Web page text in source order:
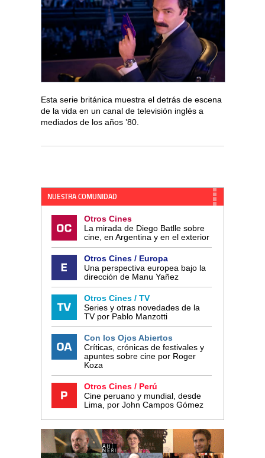
Esta serie británica muestra el detrás de escena
de la vida en un canal de televisión inglés a
mediados de los años ’80.
NUESTRA COMUNIDAD
Otros Cines
La mirada de Diego Batlle sobre
cine, en Argentina y en el exterior
Otros Cines / Europa
Una perspectiva europea bajo la
dirección de Manu Yañez
Otros Cines / TV
Series y otras novedades de la
TV por Pablo Manzotti
Con los Ojos Abiertos
Críticas, crónicas de festivales y
apuntes sobre cine por Roger
Koza
Otros Cines / Perú
Cine peruano y mundial, desde
Lima, por John Campos Gómez